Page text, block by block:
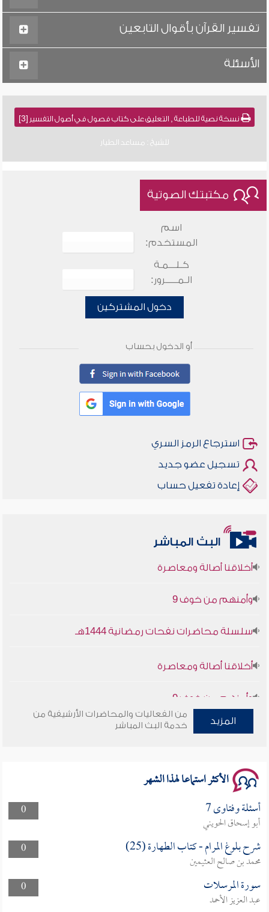
تفسير القرآن بأقوال التابعين
الأسئلة
للشيخ : مساعد الطيار
مكتبتك الصوتية
اسم
المستخدم:
كـلـــمـة
الـمـــــرور:
دخول المشتركين
أو الدخول بحساب
استرجاع الرمز السري
تسجيل عضو جديد
إعادة تفعيل حساب
البث المباشر
أخلاقنا أصالة ومعاصرة
سلسلة محاضرات نفحات رمضانية 1444هـ
المزيد
من الفعاليات والمحاضرات الأرشيفية من
خدمة البث المباشر
الأكثر استماعا لهذا الشهر
0 أسئلة وفتاوى 7
أبو إسحاق الحويني
0
شرح بلوغ المرام - كتاب الطهارة (25)
محمد بن صالح العثيمين
0
سورة المرسلات
عبد العزيز الأحمد